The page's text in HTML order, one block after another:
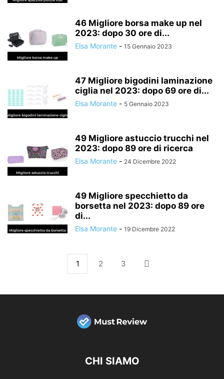
46 Migliore borsa make up nel
2023: dopo 30 ore di...
Elsa Morante - 15 Gennaio 2023
47 Migliore bigodini laminazione
ciglia nel 2023: dopo 69 ore di...
Elsa Morante - 5 Gennaio 2023
49 Migliore astuccio trucchi nel
2023: dopo 89 ore di ricerca
Elsa Morante - 24 Dicembre 2022
49 Migliore specchietto da
borsetta nel 2023: dopo 89 ore
di...
Elsa Morante - 19 Dicembre 2022
1 2 3
CHI SIAMO